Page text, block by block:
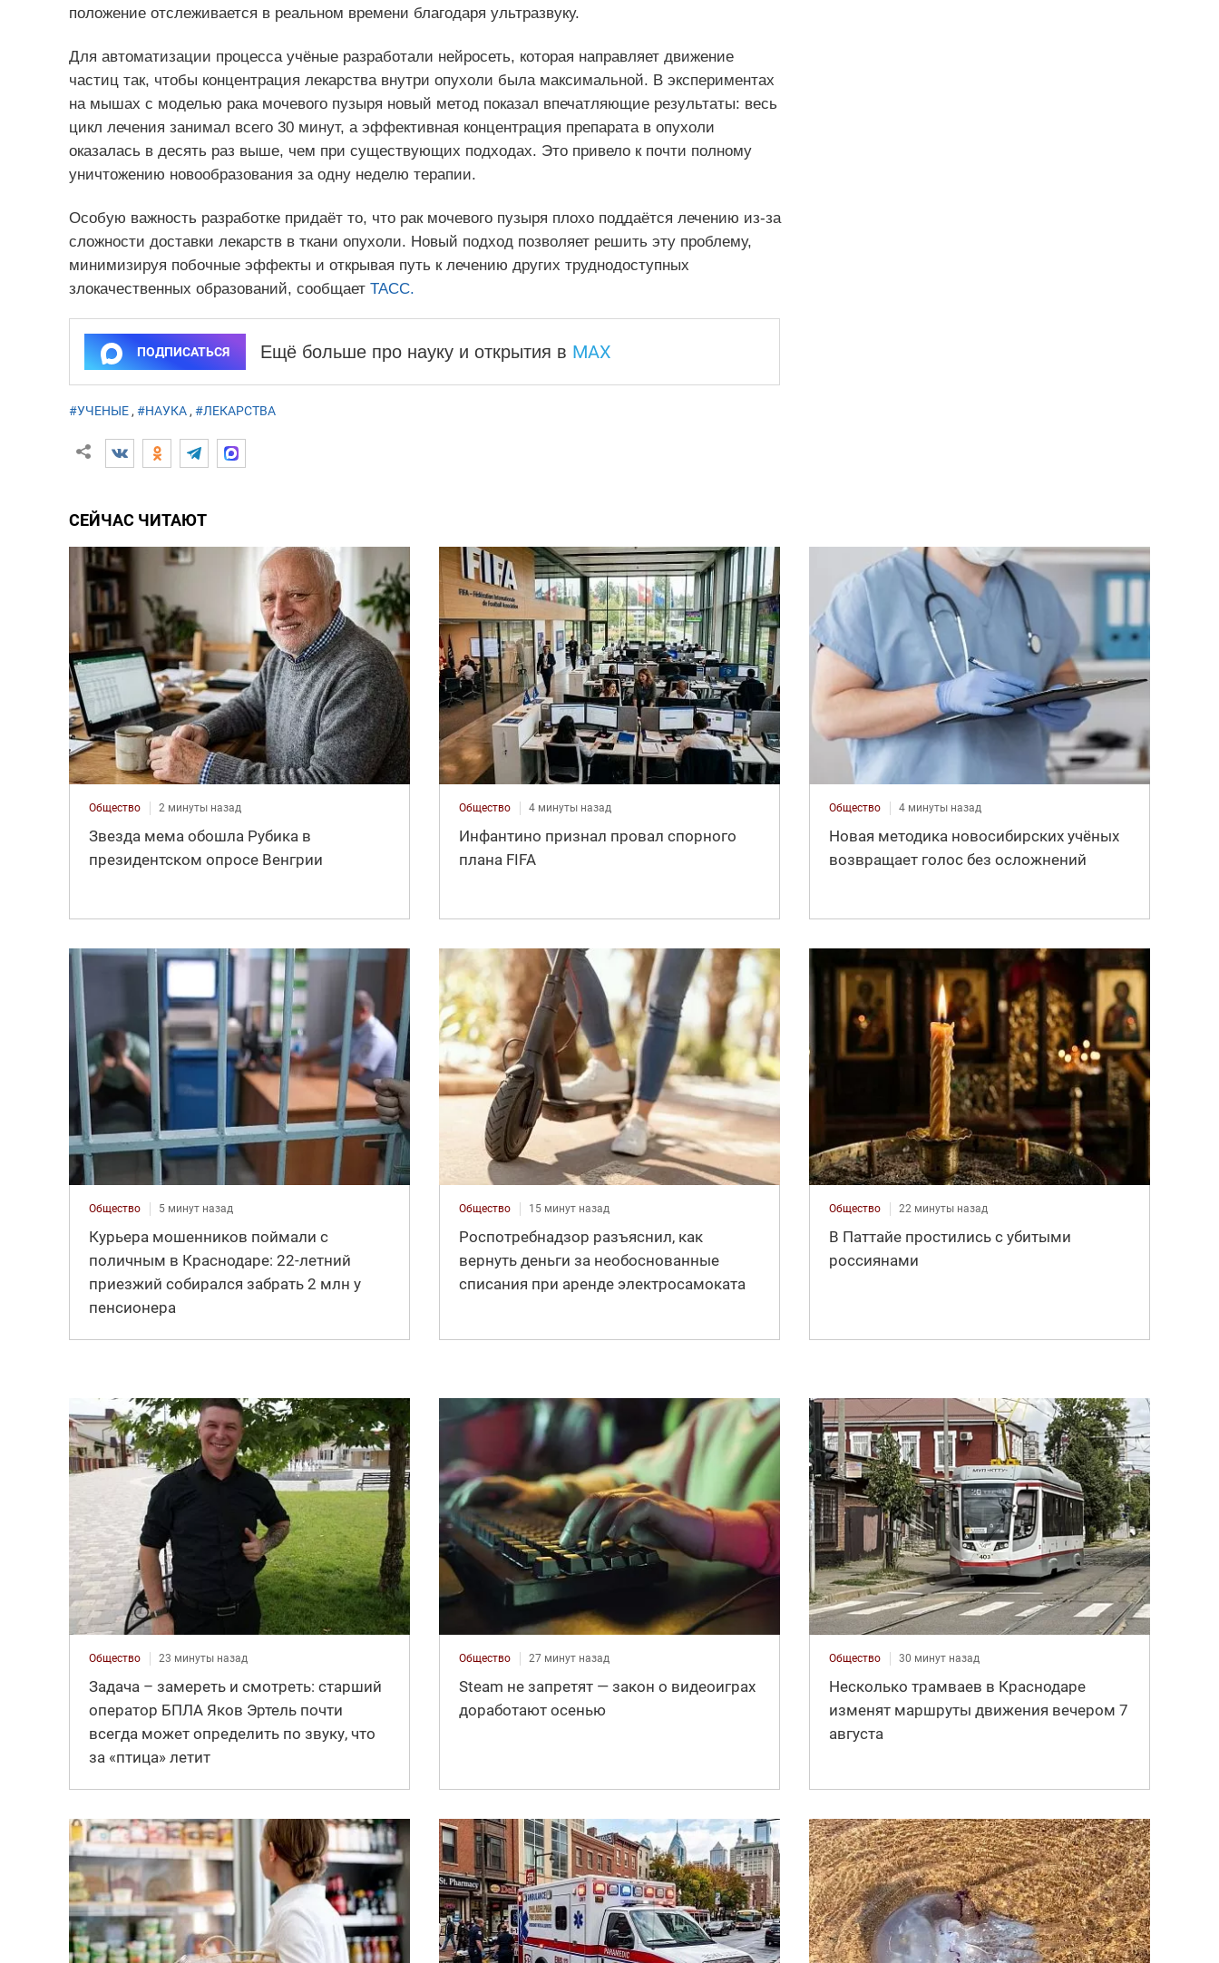
положение отслеживается в реальном времени благодаря ультразвуку.
Для автоматизации процесса учёные разработали нейросеть, которая направляет движение
частиц так, чтобы концентрация лекарства внутри опухоли была максимальной. В экспериментах
на мышах с моделью рака мочевого пузыря новый метод показал впечатляющие результаты: весь
цикл лечения занимал всего 30 минут, а эффективная концентрация препарата в опухоли
оказалась в десять раз выше, чем при существующих подходах. Это привело к почти полному
уничтожению новообразования за одну неделю терапии.
Особую важность разработке придаёт то, что рак мочевого пузыря плохо поддаётся лечению из-за
сложности доставки лекарств в ткани опухоли. Новый подход позволяет решить эту проблему,
минимизируя побочные эффекты и открывая путь к лечению других труднодоступных
злокачественных образований, сообщает ТАСС.
ПОДПИСАТЬСЯ Ещё больше про науку и открытия в MAX
#УЧЕНЫЕ, #НАУКА, #ЛЕКАРСТВА
СЕЙЧАС ЧИТАЮТ
Общество 2 минуты назад
Звезда мема обошла Рубика в
президентском опросе Венгрии
Общество 4 минуты назад
Инфантино признал провал спорного
плана FIFA
Общество 4 минуты назад
Новая методика новосибирских учёных
возвращает голос без осложнений
Общество 5 минут назад
Курьера мошенников поймали с
поличным в Краснодаре: 22-летний
приезжий собирался забрать 2 млн у
пенсионера
Общество 15 минут назад
Роспотребнадзор разъяснил, как
вернуть деньги за необоснованные
списания при аренде электросамоката
Общество 22 минуты назад
В Паттайе простились с убитыми
россиянами
Общество 23 минуты назад
Задача – замереть и смотреть: старший
оператор БПЛА Яков Эртель почти
всегда может определить по звуку, что
за «птица» летит
Общество 27 минут назад
Steam не запретят — закон о видеоиграх
доработают осенью
Общество 30 минут назад
Несколько трамваев в Краснодаре
изменят маршруты движения вечером 7
августа